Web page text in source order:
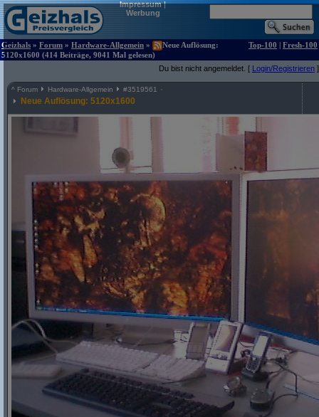
Impressum|
Werbung
Geizhals » Forum » Hardware-Allgemein »
Neue Auflösung:
5120x1600 (414 Beiträge, 9041 Mal gelesen)
Top-100 | Fresh-100
Du bist nicht angemeldet. [ Login/Registrieren ]
^ Forum Hardware-Allgemein #3519561
Neue Auflösung: 5120x1600